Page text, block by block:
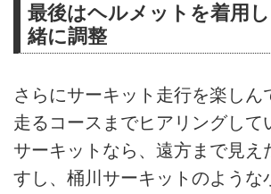
最後はヘルメットを着用
緒に調整
さらにサーキット走行を楽しん
走るコースまでヒアリングして
サーキットなら、遠方まで見え
すし、桶川サーキットのような